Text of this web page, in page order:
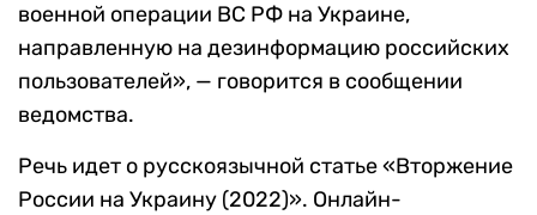
военной операции ВС РФ на Украине,
направленную на дезинформацию российских
пользователей», — говорится в сообщении
ведомства.
Речь идет о русскоязычной статье «Вторжение
России на Украину (2022)». Онлайн-